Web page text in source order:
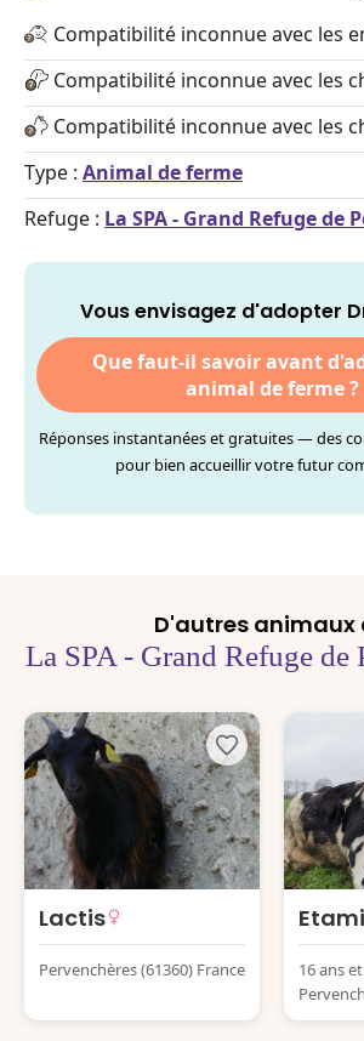
Compatibilité inconnue avec les
Compatibilité inconnue avec les
Compatibilité inconnue avec les
Type : Animal de ferme
Refuge : La SPA - Grand Refuge de
Vous envisagez d'adopter
Que faut-il savoir avant
animal de ferme ?
Réponses instantanées et gratuites — des
pour bien accueillir votre futur
D'autres animaux
La SPA - Grand Refuge de
Lactis
Pervenchères (61360) France
16 ans